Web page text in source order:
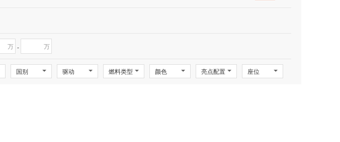
万 - 万
国别 驱动 燃料类型 颜色 亮点配置 座位